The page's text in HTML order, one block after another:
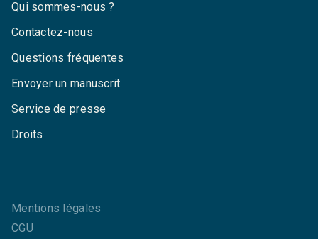
Qui sommes-nous ?
Contactez-nous
Questions fréquentes
Envoyer un manuscrit
Service de presse
Droits
Mentions légales
CGU